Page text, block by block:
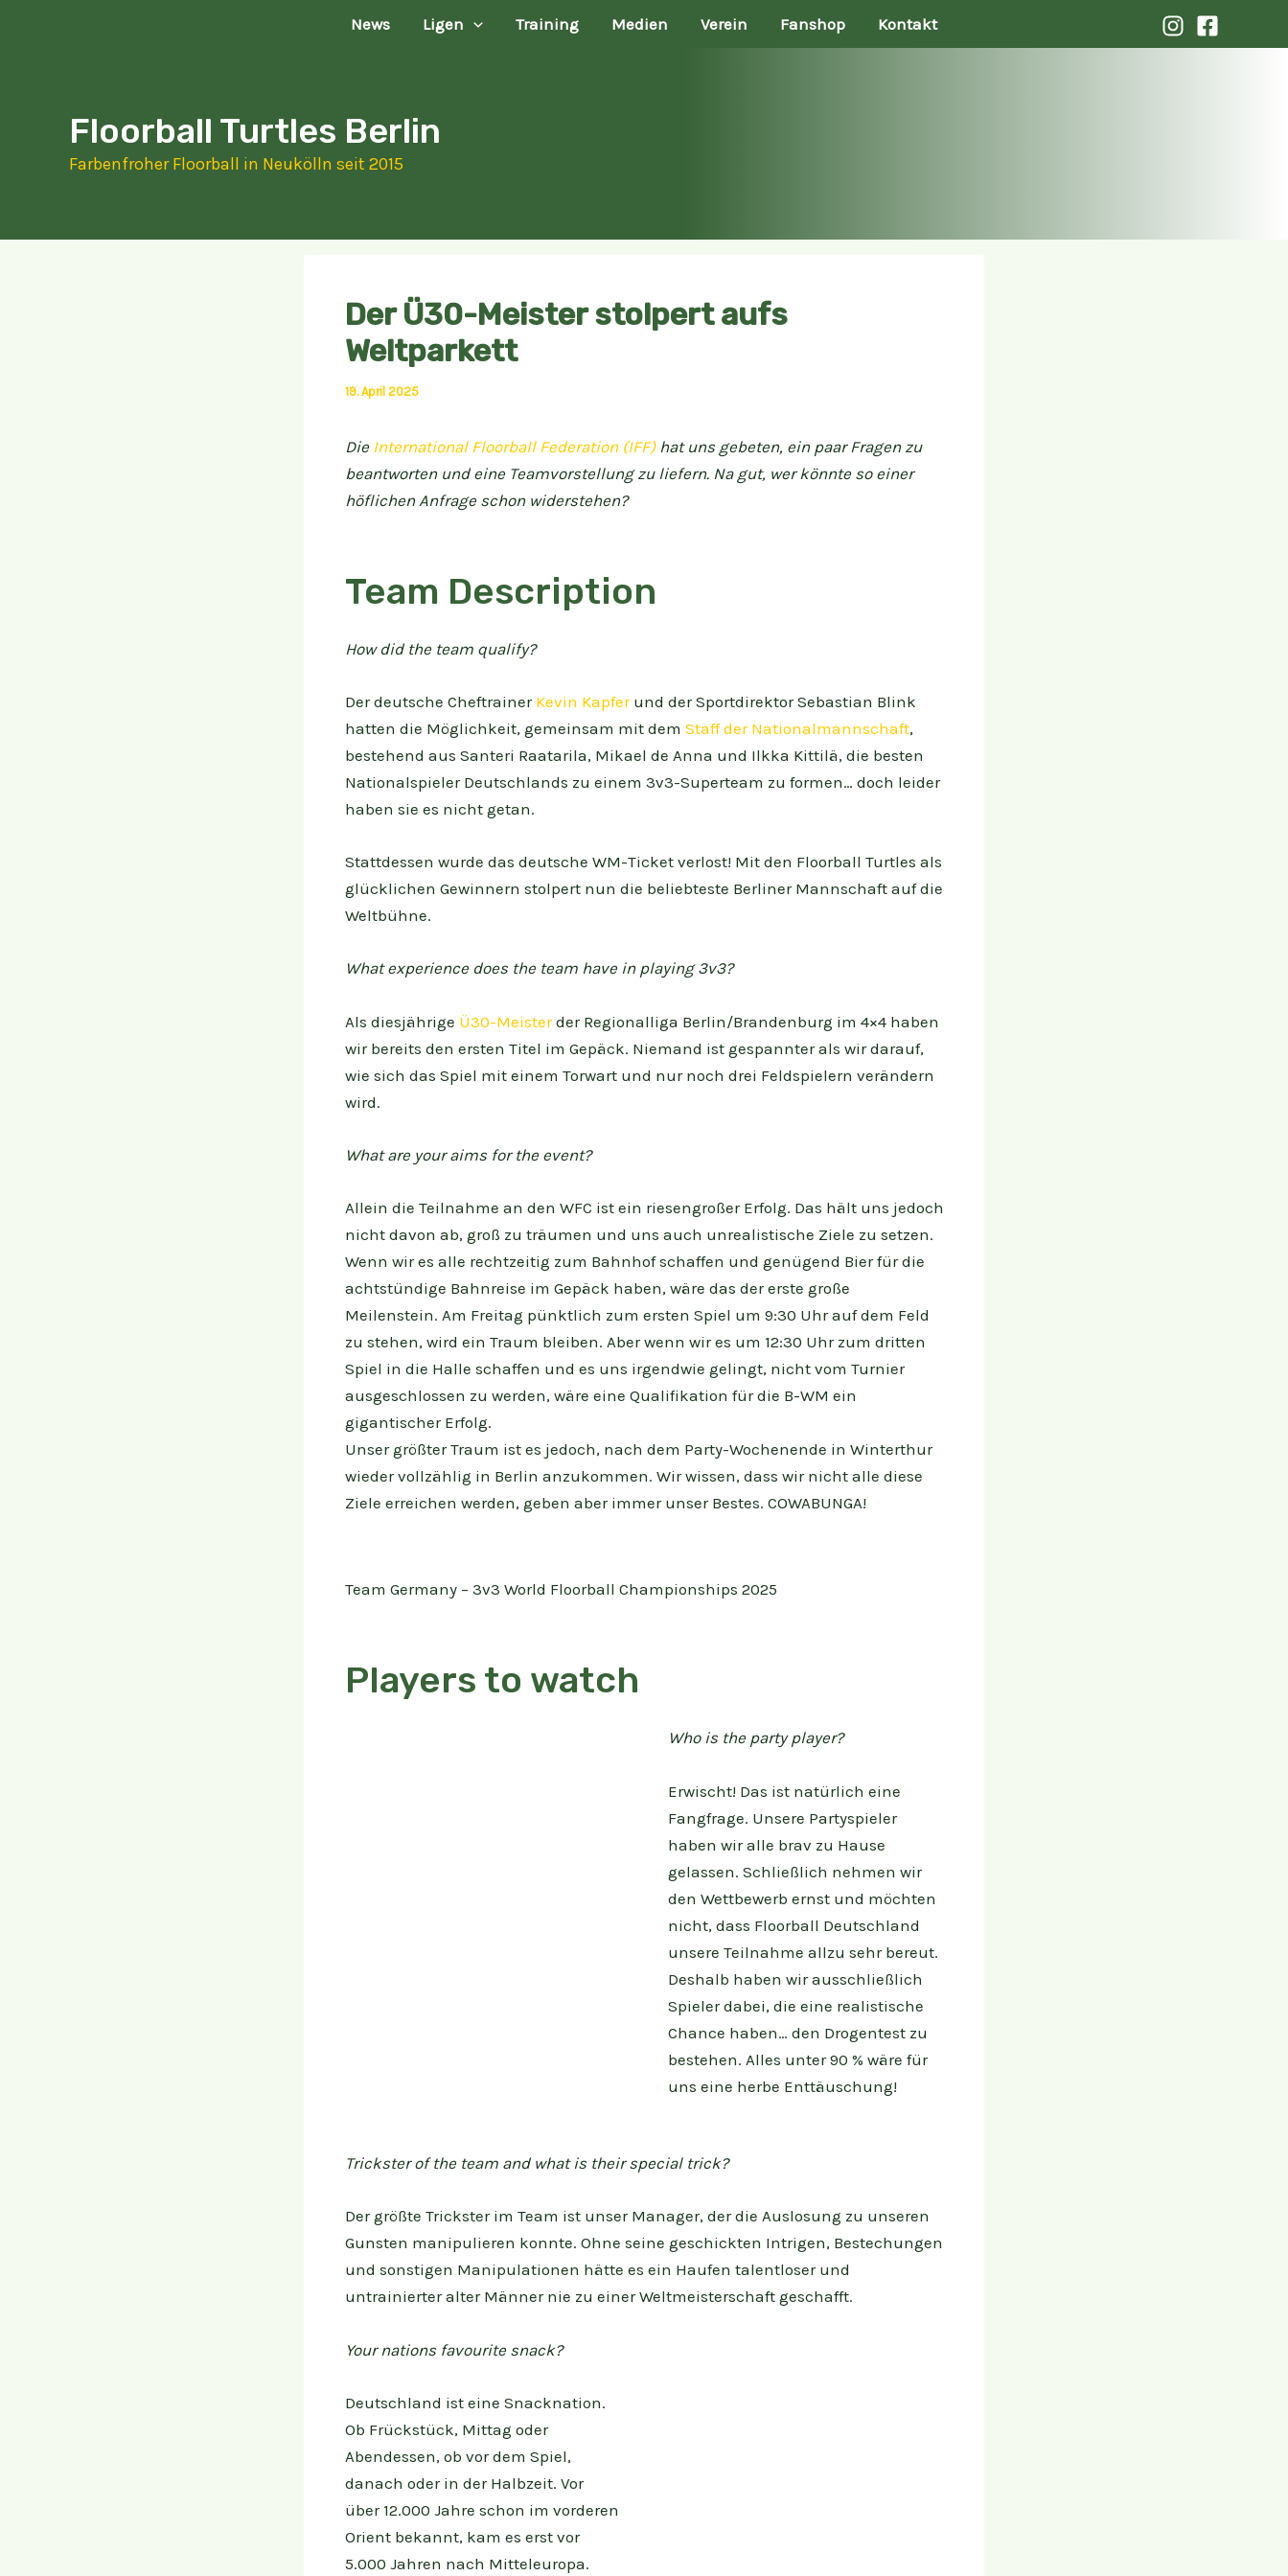
News Ligen Training Medien Verein Fanshop Kontakt
Floorball Turtles Berlin
Farbenfroher Floorball in Neukölln seit 2015
Der Ü30-Meister stolpert aufs
Weltparkett
19. April 2025
Die International Floorball Federation (IFF)hat uns gebeten, ein paar Fragen zu
beantworten und eine Teamvorstellung zu liefern. Na gut, wer könnte so einer
höflichen Anfrage schon widerstehen?
Team Description
How did the team qualify?
Der deutsche Cheftrainer Kevin Kapferund der Sportdirektor Sebastian Blink
hatten die Möglichkeit, gemeinsam mit dem Staff der Nationalmannschaft,
bestehend aus Santeri Raatarila, Mikael de Anna und Ilkka Kittilä, die besten
Nationalspieler Deutschlands zu einem 3v3-Superteam zu formen… doch leider
haben sie es nicht getan.
Stattdessen wurde das deutsche WM-Ticket verlost! Mit den Floorball Turtles als
glücklichen Gewinnern stolpert nun die beliebteste Berliner Mannschaft auf die
Weltbühne.
What experience does the team have in playing 3v3?
Als diesjährige Ü30-Meisterder Regionalliga Berlin/Brandenburg im 4×4 haben
wir bereits den ersten Titel im Gepäck. Niemand ist gespannter als wir darauf,
wie sich das Spiel mit einem Torwart und nur noch drei Feldspielern verändern
wird.
What are your aims for the event?
Allein die Teilnahme an den WFC ist ein riesengroßer Erfolg. Das hält uns jedoch
nicht davon ab, groß zu träumen und uns auch unrealistische Ziele zu setzen.
Wenn wir es alle rechtzeitig zum Bahnhof schaffen und genügend Bier für die
achtstündige Bahnreise im Gepäck haben, wäre das der erste große
Meilenstein. Am Freitag pünktlich zum ersten Spiel um 9:30 Uhr auf dem Feld
zu stehen, wird ein Traum bleiben. Aber wenn wir es um 12:30 Uhr zum dritten
Spiel in die Halle schaffen und es uns irgendwie gelingt, nicht vom Turnier
ausgeschlossen zu werden, wäre eine Qualifikation für die B-WM ein
gigantischer Erfolg.
Unser größter Traum ist es jedoch, nach dem Party-Wochenende in Winterthur
wieder vollzählig in Berlin anzukommen. Wir wissen, dass wir nicht alle diese
Ziele erreichen werden, geben aber immer unser Bestes. COWABUNGA!
Team Germany – 3v3 World Floorball Championships 2025
Players to watch
Who is the party player?
Erwischt! Das ist natürlich eine
Fangfrage. Unsere Partyspieler
haben wir alle brav zu Hause
gelassen. Schließlich nehmen wir
den Wettbewerb ernst und möchten
nicht, dass Floorball Deutschland
unsere Teilnahme allzu sehr bereut.
Deshalb haben wir ausschließlich
Spieler dabei, die eine realistische
Chance haben… den Drogentest zu
bestehen. Alles unter 90 % wäre für
uns eine herbe Enttäuschung!
Trickster of the team and what is their special trick?
Der größte Trickster im Team ist unser Manager, der die Auslosung zu unseren
Gunsten manipulieren konnte. Ohne seine geschickten Intrigen, Bestechungen
und sonstigen Manipulationen hätte es ein Haufen talentloser und
untrainierter alter Männer nie zu einer Weltmeisterschaft geschafft.
Your nations favourite snack?
Deutschland ist eine Snacknation.
Ob Frückstück, Mittag oder
Abendessen, ob vor dem Spiel,
danach oder in der Halbzeit. Vor
über 12.000 Jahre schon im vorderen
Orient bekannt, kam es erst vor
5.000 Jahren nach Mitteleuropa.